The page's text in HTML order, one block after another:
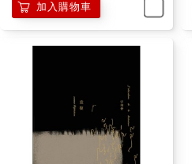
加入購物車